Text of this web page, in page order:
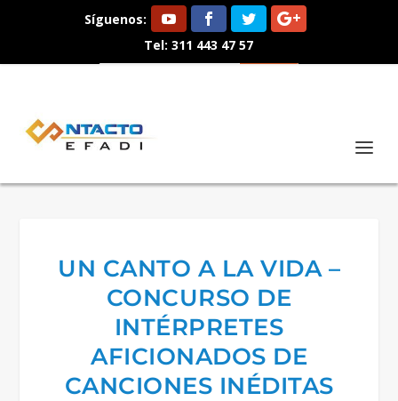
Síguenos:
Tel: 311 443 47 57
UN CANTO A LA VIDA –
CONCURSO DE
INTÉRPRETES
AFICIONADOS DE
CANCIONES INÉDITAS